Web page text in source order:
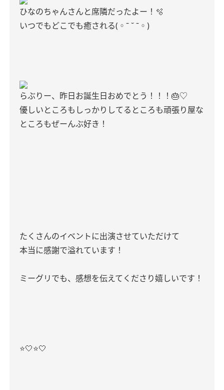
ひなのちゃんさんと席隣だったよー！🫧
いつでもどこでも癒される(◦ˉ ˘ ˉ◦)
らぶりー、昨日お誕生日おめでとう！！！🎂♡
優しいところもしっかりしてるところも頑張り屋な
ところもぜーんぶ好き！
たくさんのイベントに出演させていただけて
本当に感謝で溢れています！
ミーグリでも、感想を伝えてくださり嬉しいです！
⭐️🤍⭐️🤍